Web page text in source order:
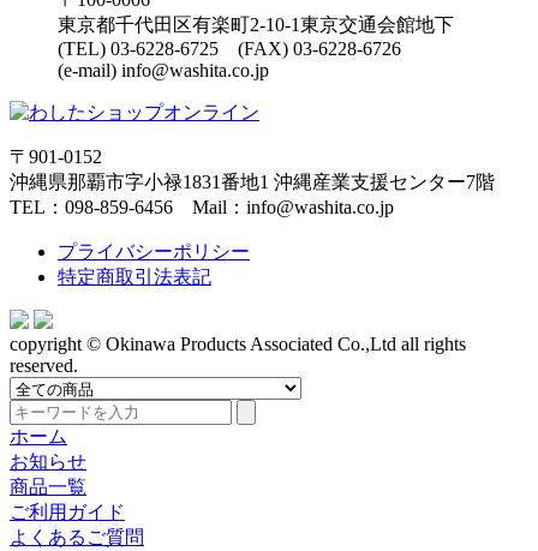
東京都千代田区有楽町2-10-1東京交通会館地下
(TEL) 03-6228-6725 (FAX) 03-6228-6726
(e-mail) info@washita.co.jp
〒901-0152
沖縄県那覇市字小禄1831番地1 沖縄産業支援センター7階
TEL：098-859-6456 Mail：info@washita.co.jp
プライバシーポリシー
特定商取引法表記
copyright © Okinawa Products Associated Co.,Ltd all rights
reserved.
ホーム
お知らせ
商品一覧
ご利用ガイド
よくあるご質問